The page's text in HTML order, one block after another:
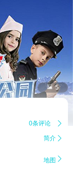
 5
0条评论 
简介 
地图 